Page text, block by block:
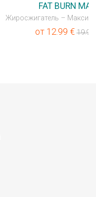
FAT BURN MAX
от 12.99 €19.99